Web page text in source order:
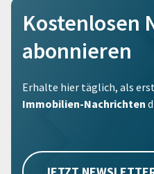
Kostenlosen
abonnieren
Erhalte hier täglich, als
Immobilien-Nachrichten